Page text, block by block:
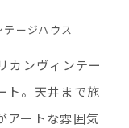
カンヴィンテー
ト。天井まで施
アートな雰囲気